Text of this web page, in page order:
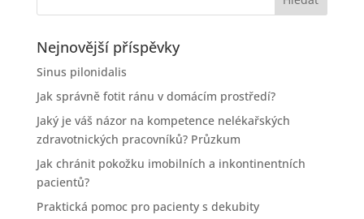
Nejnovější příspěvky
Sinus pilonidalis
Jak správně fotit ránu v domácím prostředí?
Jaký je váš názor na kompetence nelékařských
zdravotnických pracovníků? Průzkum
Jak chránit pokožku imobilních a inkontinentních
pacientů?
Praktická pomoc pro pacienty s dekubity